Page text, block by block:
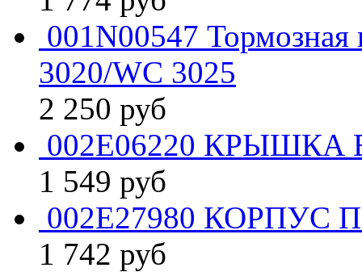
001N00547
3020/WC 3025
2 250 руб
002E06220 КРЫШКА
1 549 руб
002E27980
1 742 руб